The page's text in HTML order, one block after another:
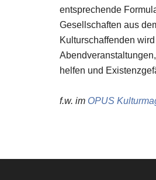
entsprechende
Gesellschaften aus
Kulturschaffenden
helfen und
f.w. im OPUS